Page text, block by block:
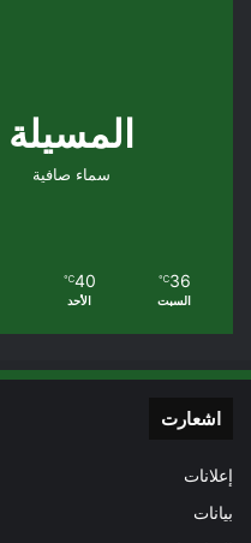
المسيلة
سماء صافية
36
℃
السبت
40
℃
الأحد
اشعارت
إعلانات
بيانات